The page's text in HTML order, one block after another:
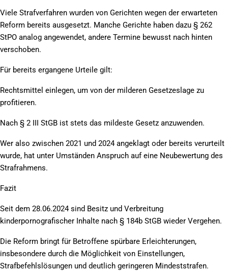
Viele Strafverfahren wurden von Gerichten wegen der erwarteten
Reform bereits ausgesetzt. Manche Gerichte haben dazu § 262
StPO analog angewendet, andere Termine bewusst nach hinten
verschoben.
Für bereits ergangene Urteile gilt:
Rechtsmittel einlegen, um von der milderen Gesetzeslage zu
profitieren.
Nach § 2 III StGB ist stets das mildeste Gesetz anzuwenden.
Wer also zwischen 2021 und 2024 angeklagt oder bereits verurteilt
wurde, hat unter Umständen Anspruch auf eine Neubewertung des
Strafrahmens.
Fazit
Seit dem 28.06.2024 sind Besitz und Verbreitung
kinderpornografischer Inhalte nach § 184b StGB wieder Vergehen.
Die Reform bringt für Betroffene spürbare Erleichterungen,
insbesondere durch die Möglichkeit von Einstellungen,
Strafbefehlslösungen und deutlich geringeren Mindeststrafen.